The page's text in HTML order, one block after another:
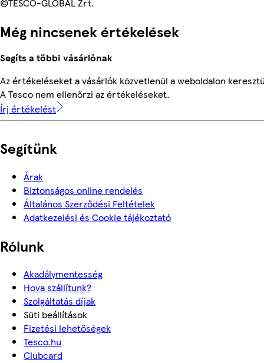
Még nincsenek értékelések
Segíts a többi vásárlónak
Az értékeléseket a vásárlók közvetlenül a weboldalon
A Tesco nem ellenőrzi az értékeléseket.
Írj értékelést
Segítünk
Árak
Biztonságos online rendelés
Általános Szerződési Feltételek
Adatkezelési és Cookie tájékoztató
Rólunk
Akadálymentesség
Hova szállítunk?
Szolgáltatás díjak
Süti beállítások
Fizetési lehetőségek
Tesco.hu
Clubcard